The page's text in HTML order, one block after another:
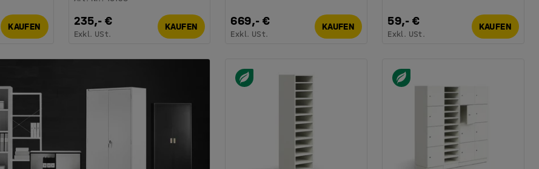
KAUFEN 235,- €
Exkl. USt.
KAUFEN 669,- €
Exkl. USt.
KAUFEN 59,- €
Exkl. USt.
KAUFEN